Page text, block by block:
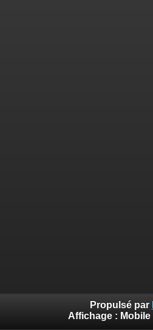
Propulsé par
Affichage : Mobile